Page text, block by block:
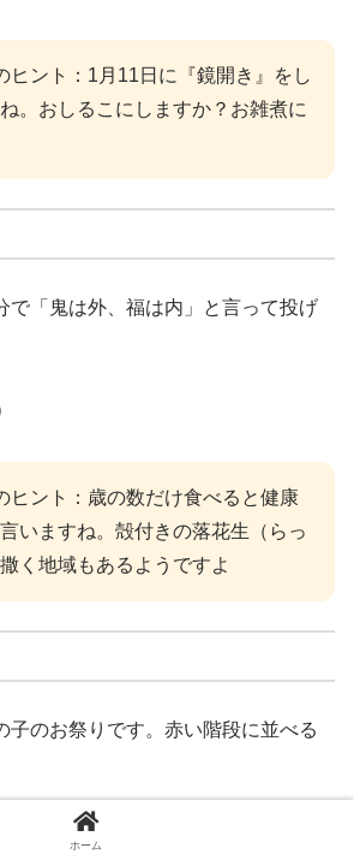
ヒント：1月11日に『鏡開き』をし
。おしるこにしますか？お雑煮に
で「鬼は外、福は内」と言って投げ
ヒント：歳の数だけ食べると健康
いますね。殻付きの落花生（らっ
く地域もあるようですよ
子のお祭りです。赤い階段に並べる
ホーム